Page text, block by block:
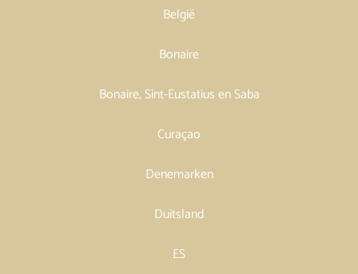
België
Bonaire
Bonaire, Sint-Eustatius en Saba
Curaçao
Denemarken
Duitsland
ES